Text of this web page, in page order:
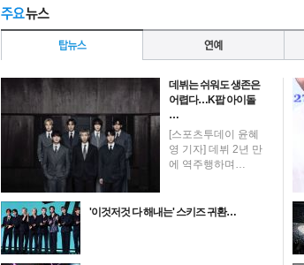
공유 유
최신뉴스
데뷔는 쉬워도 생존은
어렵다…K팝 아이돌
…
[스포츠투데이 윤혜
영 기자] 데뷔 2년 만
에 역주행하며…
'이것저것 다 해내는' 스키즈 귀환…